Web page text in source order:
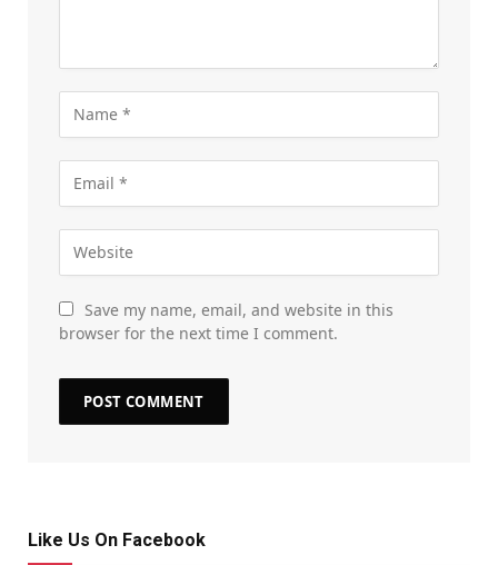
Save my name, email, and website in this
browser for the next time I comment.
Like Us On Facebook